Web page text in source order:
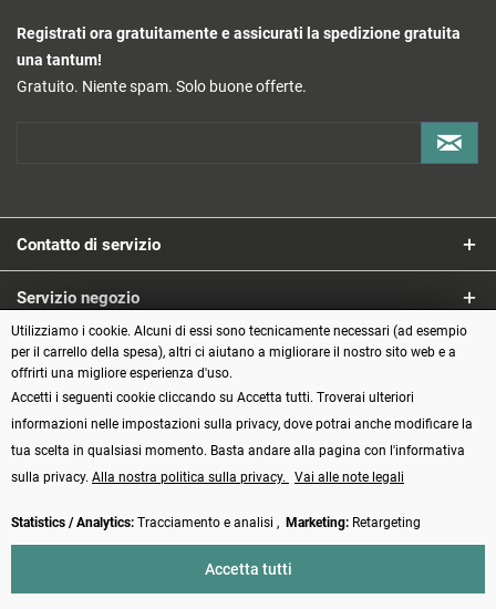
Registrati ora gratuitamente e assicurati la spedizione gratuita
una tantum!
Gratuito. Niente spam. Solo buone offerte.
Contatto di servizio
Servizio negozio
Informazioni
Metodi di pagamento
Vertrag widerrufen
Utilizziamo i cookie. Alcuni di essi sono tecnicamente necessari (ad esempio
per il carrello della spesa), altri ci aiutano a migliorare il nostro sito web e a
offrirti una migliore esperienza d'uso.
Accetti i seguenti cookie cliccando su Accetta tutti. Troverai ulteriori
informazioni nelle impostazioni sulla privacy, dove potrai anche modificare la
tua scelta in qualsiasi momento. Basta andare alla pagina con l'informativa
sulla privacy. Alla nostra politica sulla privacy. Vai alle note legali
Statistics / Analytics: Tracciamento e analisi , Marketing: Retargeting
Accetta tutti